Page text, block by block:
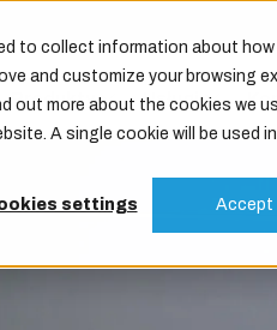
to collect information about
and customize your browsing
more about the cookies we
A single cookie will be used
settings Accept
Produkty Usługi